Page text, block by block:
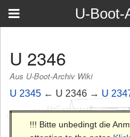
U-Boot-
U 2346
Aus U-Boot-Archiv Wiki
U 2345 ← U 2346 → U
!!! Bitte unbedingt die